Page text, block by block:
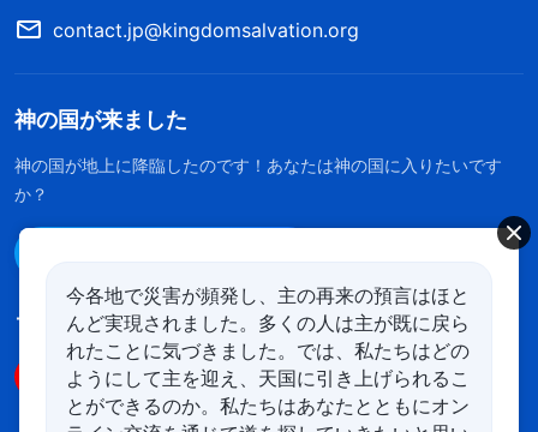
contact.jp@kingdomsalvation.org
神の国が来ました
神の国が地上に降臨したのです！あなたは神の国に入りたいです
か？
フォローする
今各地で災害が頻発し、主の再来の預言はほと
んど実現されました。多くの人は主が既に戻ら
れたことに気づきました。では、私たちはどの
ようにして主を迎え、天国に引き上げられるこ
とができるのか。私たちはあなたとともにオン